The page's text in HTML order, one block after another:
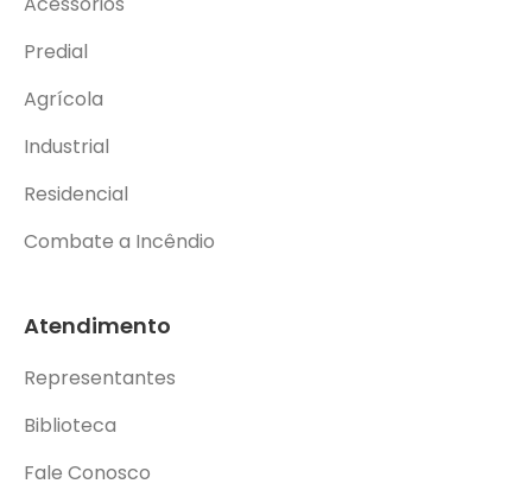
Predial
Agrícola
Industrial
Residencial
Combate a Incêndio
Atendimento
Representantes
Biblioteca
Fale Conosco